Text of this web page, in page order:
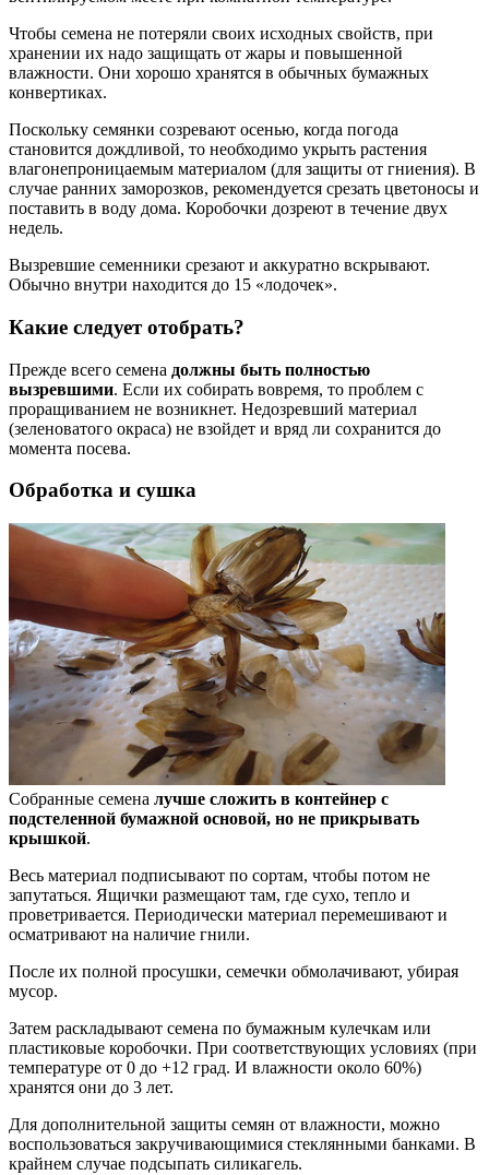
Чтобы семена не потеряли своих исходных свойств, при
хранении их надо защищать от жары и повышенной
влажности. Они хорошо хранятся в обычных бумажных
конвертиках.
Поскольку семянки созревают осенью, когда погода
становится дождливой, то необходимо укрыть растения
влагонепроницаемым материалом (для защиты от гниения). В
случае ранних заморозков, рекомендуется срезать цветоносы и
поставить в воду дома. Коробочки дозреют в течение двух
недель.
Вызревшие семенники срезают и аккуратно вскрывают.
Обычно внутри находится до 15 «лодочек».
Какие следует отобрать?
Прежде всего семена должны быть полностью
вызревшими. Если их собирать вовремя, то проблем с
проращиванием не возникнет. Недозревший материал
(зеленоватого окраса) не взойдет и вряд ли сохранится до
момента посева.
Обработка и сушка
Собранные семена лучше сложить в контейнер с
подстеленной бумажной основой, но не прикрывать
крышкой.
Весь материал подписывают по сортам, чтобы потом не
запутаться. Ящички размещают там, где сухо, тепло и
проветривается. Периодически материал перемешивают и
осматривают на наличие гнили.
После их полной просушки, семечки обмолачивают, убирая
мусор.
Затем раскладывают семена по бумажным кулечкам или
пластиковые коробочки. При соответствующих условиях (при
температуре от 0 до +12 град. И влажности около 60%)
хранятся они до 3 лет.
Для дополнительной защиты семян от влажности, можно
воспользоваться закручивающимися стеклянными банками. В
крайнем случае подсыпать силикагель.